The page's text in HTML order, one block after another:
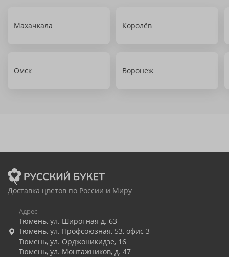
Махачкала Королёв
Омск Воронеж
Доставка цветов по России и Миру
Адрес
Тюмень, ул. Широтная д. 63
Тюмень, ул. Профсоюзная, 53, офис 3
Тюмень, ул. Орджоникидзе, 16
Тюмень, ул. Монтажников, д. 47